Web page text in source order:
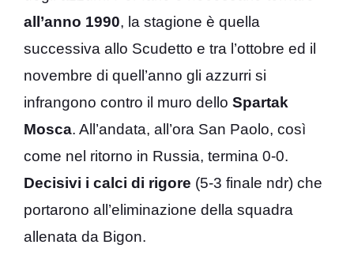
all’anno 1990, la stagione è quella
successiva allo Scudetto e tra l’ottobre ed il
novembre di quell’anno gli azzurri si
infrangono contro il muro dello Spartak
Mosca. All’andata, all’ora San Paolo, così
come nel ritorno in Russia, termina 0-0.
Decisivi i calci di rigore (5-3 finale ndr) che
portarono all’eliminazione della squadra
allenata da Bigon.